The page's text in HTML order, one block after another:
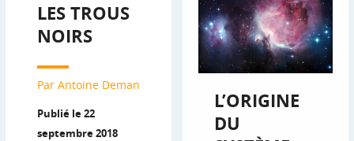
LES TROUS
NOIRS
Par Antoine Deman
Publié le 22
septembre 2018
L’ORIGINE
DU